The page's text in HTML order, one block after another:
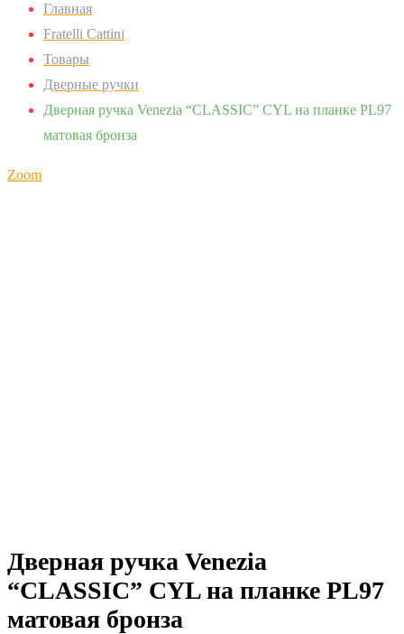
Главная
Fratelli Cattini
Товары
Дверные ручки
Дверная ручка Venezia “CLASSIC” CYL на планке PL97
матовая бронза
Zoom
Дверная ручка Venezia
“CLASSIC” CYL на планке PL97
матовая бронза